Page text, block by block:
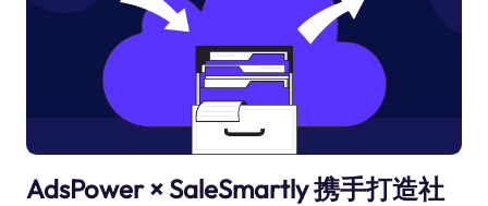
AdsPower × SaleSmartly 携手打造社